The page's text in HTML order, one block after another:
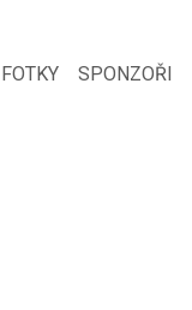
FOTKY SPONZOŘI